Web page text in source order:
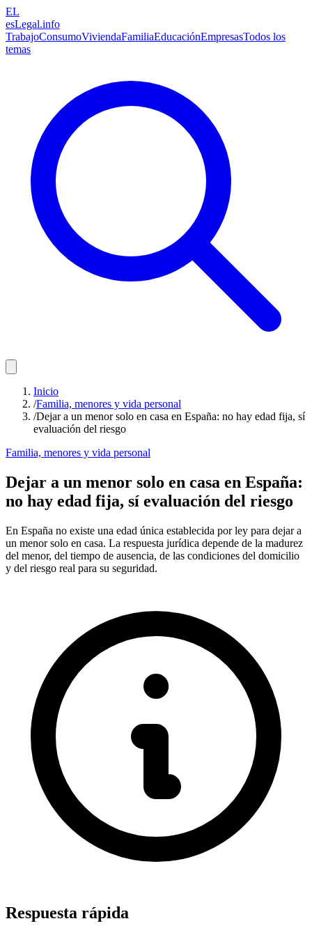
EL
esLegal.info
TrabajoConsumoViviendaFamiliaEducaciónEmpresasTodos los
temas
Inicio
/Familia, menores y vida personal
/Dejar a un menor solo en casa en España: no hay edad fija, sí
evaluación del riesgo
Familia, menores y vida personal
Dejar a un menor solo en casa en España:
no hay edad fija, sí evaluación del riesgo
En España no existe una edad única establecida por ley para dejar a
un menor solo en casa. La respuesta jurídica depende de la madurez
del menor, del tiempo de ausencia, de las condiciones del domicilio
y del riesgo real para su seguridad.
Respuesta rápida